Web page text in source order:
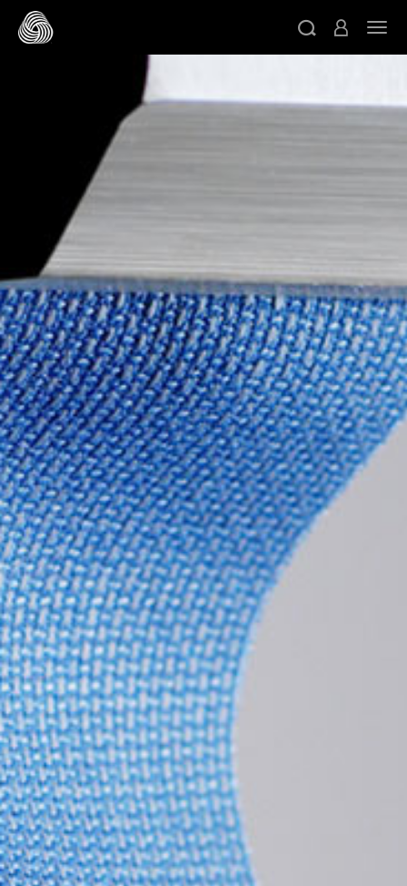
跳转至主目录
切